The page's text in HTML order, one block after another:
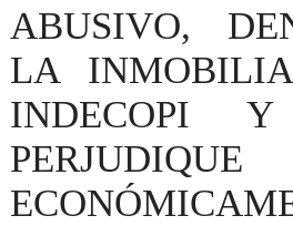
ABUSIVO,
LA
INDECOPI
PERJUDIQUE